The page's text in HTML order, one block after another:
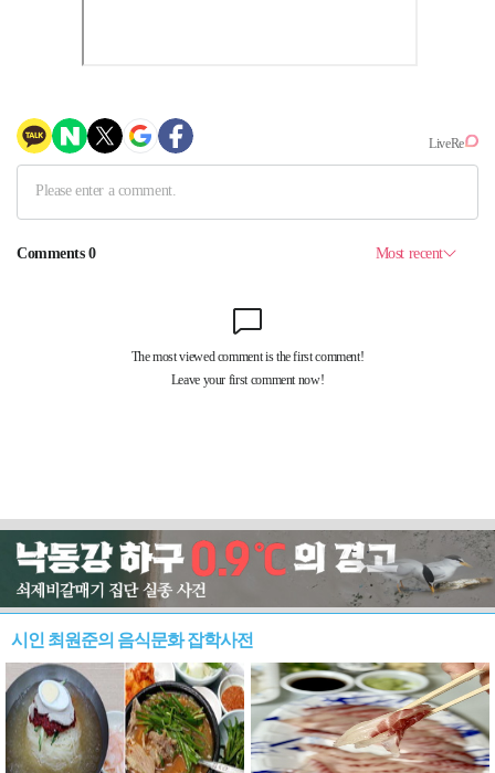
시인 최원준의 음식문화 잡학사전